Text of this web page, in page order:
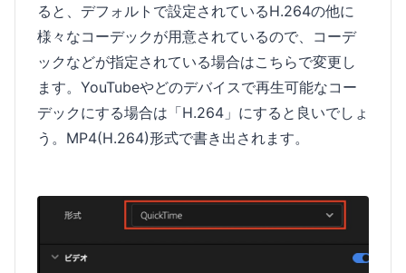
ると、デフォルトで設定されているH.264の他に
様々なコーデックが用意されているので、コーデ
ックなどが指定されている場合はこちらで変更し
ます。YouTubeやどのデバイスで再生可能なコー
デックにする場合は「H.264」にすると良いでしょ
う。MP4(H.264)形式で書き出されます。